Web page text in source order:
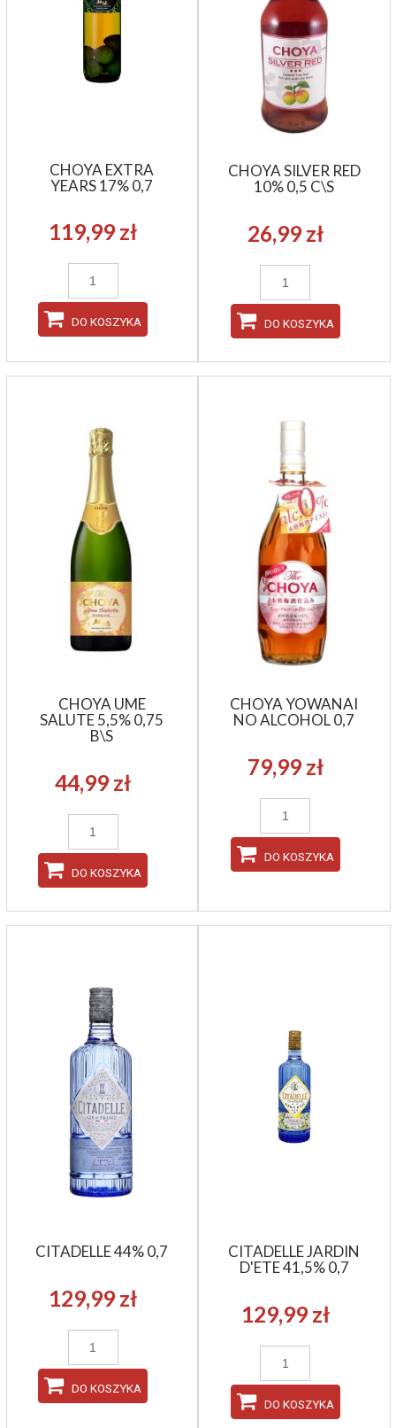
CHOYA EXTRA
YEARS 17% 0,7
119,99 zł
DO KOSZYKA
CHOYA SILVER RED
10% 0,5 C\S
26,99 zł
DO KOSZYKA
CHOYA UME
SALUTE 5,5% 0,75
B\S
44,99 zł
DO KOSZYKA
CHOYA YOWANAI
NO ALCOHOL 0,7
79,99 zł
DO KOSZYKA
CITADELLE 44% 0,7
129,99 zł
DO KOSZYKA
CITADELLE JARDIN
D'ETE 41,5% 0,7
129,99 zł
DO KOSZYKA